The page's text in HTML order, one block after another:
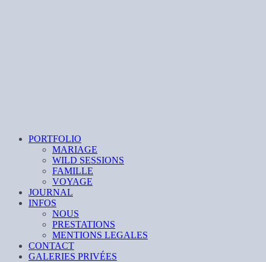
PORTFOLIO
MARIAGE
WILD SESSIONS
FAMILLE
VOYAGE
JOURNAL
INFOS
NOUS
PRESTATIONS
MENTIONS LEGALES
CONTACT
GALERIES PRIVÉES